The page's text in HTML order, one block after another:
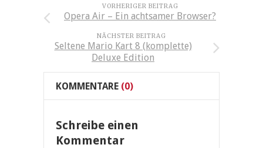
VORHERIGER BEITRAG
Opera Air – Ein achtsamer Browser?
NÄCHSTER BEITRAG
Seltene Mario Kart 8 (komplette)
Deluxe Edition
KOMMENTARE (0)
Schreibe einen
Kommentar